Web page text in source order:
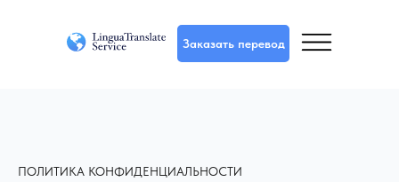
Заказать перевод
ПОЛИТИКА КОНФИДЕНЦИАЛЬНОСТИ